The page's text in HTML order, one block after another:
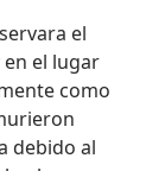
el
el lugar
como
debido al